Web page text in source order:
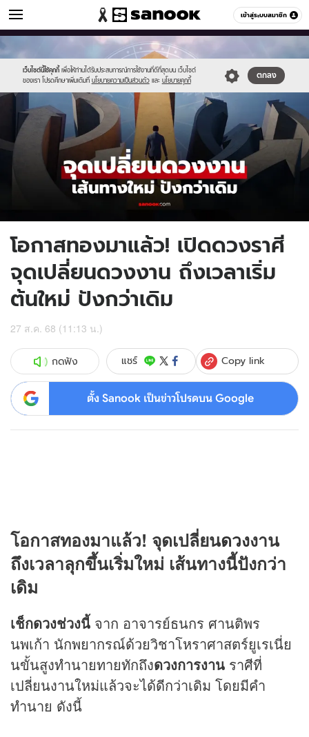
เข้าสู่ระบบสมาชิก
ดูดวง หมวดอื่นๆ
เว็บไซต์นี้ใช้คุกกี้ เพื่อให้ท่านได้รับประสบการณ์การใช้งานที่ดีที่สุดบน เว็บไซต์
ของเรา โปรดศึกษาเพิ่มเติมที่ นโยบายความเป็นส่วนตัว และ นโยบายคุกกี้
ตกลง
//s.isanook.com/sr/0/images/logo-
new-
sanook.png
//s.isanook.com/ho/0/ud/62/312827/new-
thumbnail1200x720_v2-
20.jpg
โอกาสทองมาแล้ว! เปิดดวงราศี
จุดเปลี่ยนดวงงาน ถึงเวลาเริ่ม
ต้นใหม่ ปังกว่าเดิม
27 ส.ค. 68 (11:13 น.)
กดฟัง แชร์ Copy link
ตั้ง Sanook เป็นข่าวโปรดบน Google
โอกาสทองมาแล้ว! จุดเปลี่ยนดวงงาน
ถึงเวลาลุกขึ้นเริ่มใหม่ เส้นทางนี้ปังกว่า
เดิม
เช็กดวงช่วงนี้ จาก อาจารย์ธนกร ศานติพร
นพเก้า นักพยากรณ์ด้วยวิชาโหราศาสตร์ยูเรเนี่ย
นขั้นสูงทำนายทายทักถึงดวงการงาน ราศีที่
เปลี่ยนงานใหม่แล้วจะได้ดีกว่าเดิม โดยมีคำ
ทำนาย ดังนี้